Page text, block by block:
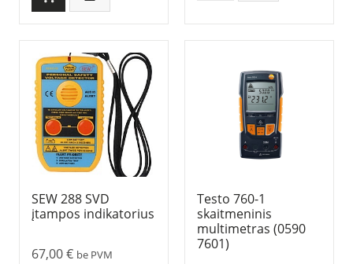
SEW 288 SVD
įtampos indikatorius
67,00€ be PVM
Testo 760-1
skaitmeninis
multimetras (0590
7601)